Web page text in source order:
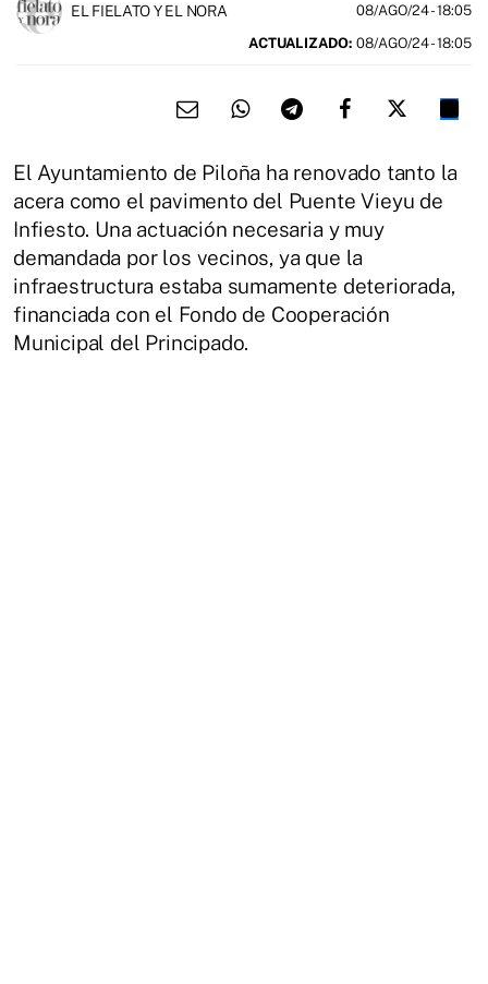
EL FIELATO Y EL NORA 08/AGO/24- 18:05
ACTUALIZADO: 08/AGO/24 - 18:05
El Ayuntamiento de Piloña ha renovado tanto la
acera como el pavimento del Puente Vieyu de
Infiesto. Una actuación necesaria y muy
demandada por los vecinos, ya que la
infraestructura estaba sumamente deteriorada,
financiada con el Fondo de Cooperación
Municipal del Principado.